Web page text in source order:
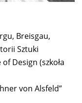
Breisgau,
Sztuki
Design (szkoła
von Alsfeld”